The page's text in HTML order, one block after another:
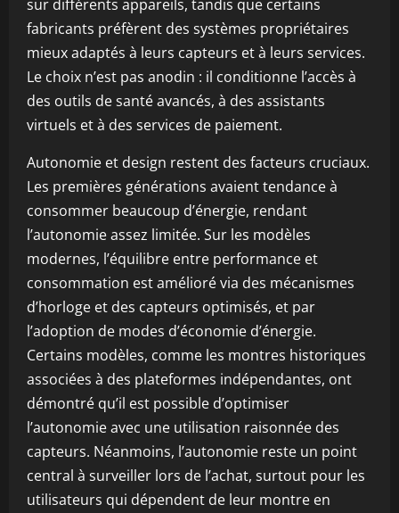
sur différents appareils, tandis que certains
fabricants préfèrent des systèmes propriétaires
mieux adaptés à leurs capteurs et à leurs services.
Le choix n’est pas anodin : il conditionne l’accès à
des outils de santé avancés, à des assistants
virtuels et à des services de paiement.
Autonomie et design restent des facteurs cruciaux.
Les premières générations avaient tendance à
consommer beaucoup d’énergie, rendant
l’autonomie assez limitée. Sur les modèles
modernes, l’équilibre entre performance et
consommation est amélioré via des mécanismes
d’horloge et des capteurs optimisés, et par
l’adoption de modes d’économie d’énergie.
Certains modèles, comme les montres historiques
associées à des plateformes indépendantes, ont
démontré qu’il est possible d’optimiser
l’autonomie avec une utilisation raisonnée des
capteurs. Néanmoins, l’autonomie reste un point
central à surveiller lors de l’achat, surtout pour les
utilisateurs qui dépendent de leur montre en